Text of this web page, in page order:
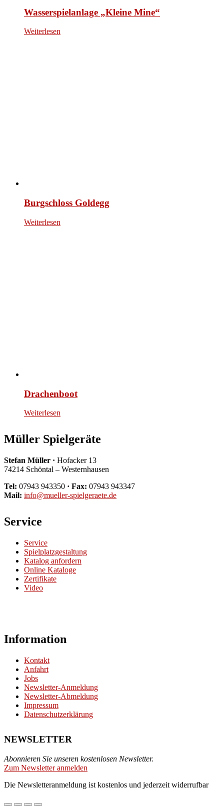
Wasserspielanlage „Kleine Mine“
Weiterlesen
Burgschloss Goldegg
Weiterlesen
Drachenboot
Weiterlesen
Müller Spielgeräte
Stefan Müller · Hofacker 13
74214 Schöntal – Westernhausen
Tel: 07943 943350 · Fax: 07943 943347
Mail: info@mueller-spielgeraete.de
Service
Service
Spielplatzgestaltung
Katalog anfordern
Online Kataloge
Zertifikate
Video
Information
Kontakt
Anfahrt
Jobs
Newsletter-Anmeldung
Newsletter-Abmeldung
Impressum
Datenschutzerklärung
NEWSLETTER
Abonnieren Sie unseren kostenlosen Newsletter.
Zum Newsletter anmelden
Die Newsletteranmeldung ist kostenlos und jederzeit widerrufbar